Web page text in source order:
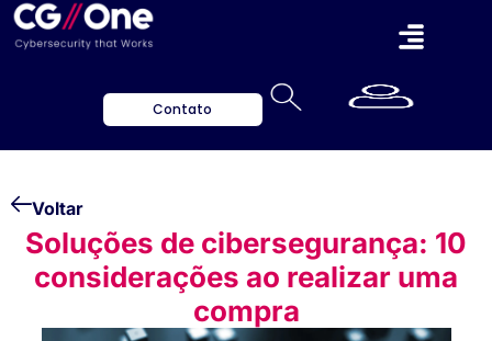
Contato
Voltar
Soluções de cibersegurança: 10
considerações ao realizar uma
compra